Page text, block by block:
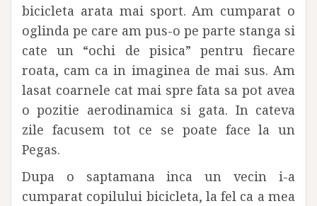
bicicleta arata mai sport. Am cumparat o
oglinda pe care am pus-o pe parte stanga si
cate un “ochi de pisica” pentru fiecare
roata, cam ca in imaginea de mai sus. Am
lasat coarnele cat mai spre fata sa pot avea
o pozitie aerodinamica si gata. In cateva
zile facusem tot ce se poate face la un
Pegas.
Dupa o saptamana inca un vecin i-a
cumparat copilului bicicleta, la fel ca a mea